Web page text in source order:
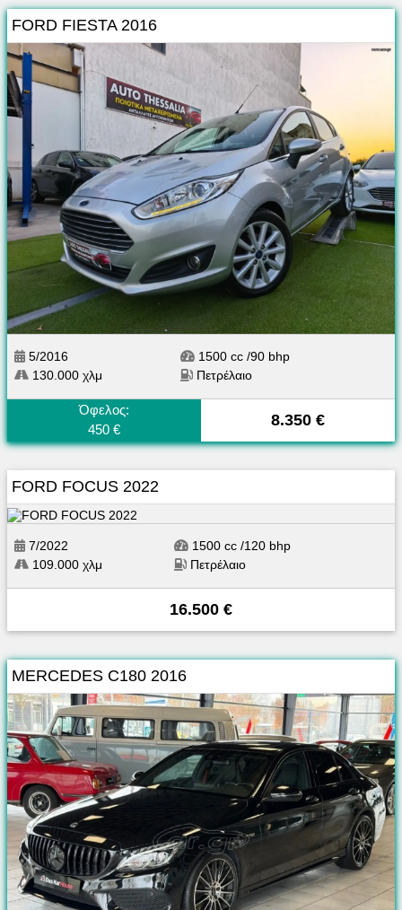
FORD FIESTA 2016
5/2016
130.000 χλμ
1500 cc /90 bhp
Πετρέλαιο
Όφελος:
450 €
8.350 €
FORD FOCUS 2022
7/2022
109.000 χλμ
1500 cc /120 bhp
Πετρέλαιο
16.500 €
MERCEDES C180 2016